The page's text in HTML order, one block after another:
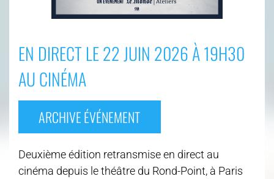
EN DIRECT LE 22 JUIN 2026 À 19H30
AU CINÉMA
ARCHIVE ÉVÉNEMENT
Deuxième édition retransmise en direct au
cinéma depuis le théâtre du Rond-Point, à Paris